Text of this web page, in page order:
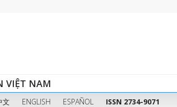
VIỆT NAM
文 ENGLISH ESPAÑOL ISSN 2734-9071